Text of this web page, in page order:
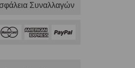
Συναλλαγών